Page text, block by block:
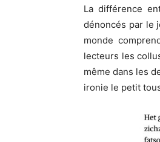
La différence
dénoncés par le
monde
lecteurs les
même dans les
ironie le petit